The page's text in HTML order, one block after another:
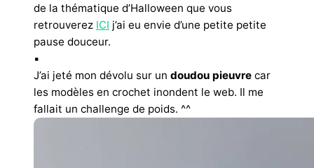
de la thématique d’Halloween que vous
retrouverez ICI j’ai eu envie d’une petite petite
pause douceur.
▪︎
J’ai jeté mon dévolu sur un doudou pieuvre car
les modèles en crochet inondent le web. Il me
fallait un challenge de poids. ^^